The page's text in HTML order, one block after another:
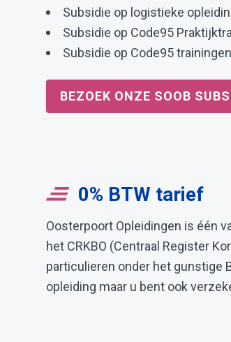
Subsidie op logistieke
Subsidie op Code95
Subsidie op Code95
BEZOEK ONZE SOOB
0% BTW tarief
Oosterpoort Opleidingen is één
het CRKBO (Centraal Register
particulieren onder het gunstige
opleiding maar u bent ook